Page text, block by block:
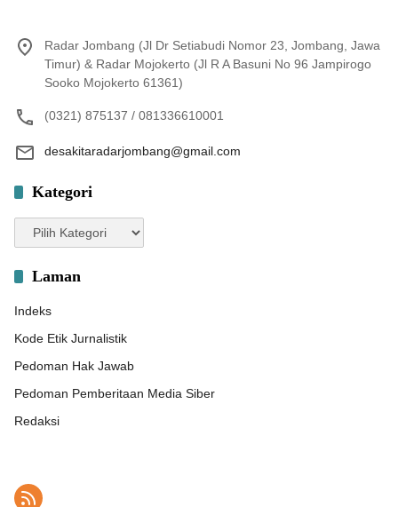
Radar Jombang (Jl Dr Setiabudi Nomor 23, Jombang, Jawa
Timur) & Radar Mojokerto (Jl R A Basuni No 96 Jampirogo
Sooko Mojokerto 61361)
(0321) 875137 / 081336610001
desakitaradarjombang@gmail.com
Kategori
Kategori
Laman
Indeks
Kode Etik Jurnalistik
Pedoman Hak Jawab
Pedoman Pemberitaan Media Siber
Redaksi